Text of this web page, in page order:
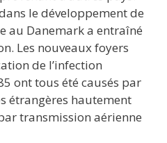
le développement de
au Danemark a entraîné
Les nouveaux foyers
de l’infection
ont tous été causés par
étrangères hautement
transmission aérienne